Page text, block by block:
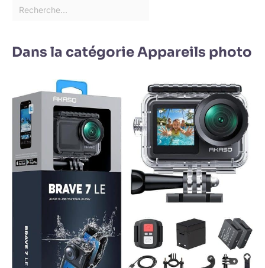
Dans la catégorie Appareils photo